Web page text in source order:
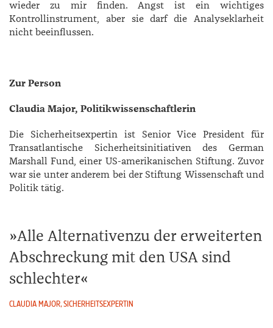
wieder zu mir finden. Angst ist ein wichtiges
Kontrollinstrument, aber sie darf die Analyseklarheit
nicht beeinflussen.
Zur Person
Claudia Major, Politikwissenschaftlerin
Die Sicherheitsexpertin ist Senior Vice President für
Transatlantische Sicherheitsinitiativen des German
Marshall Fund, einer US-amerikanischen Stiftung. Zuvor
war sie unter anderem bei der Stiftung Wissenschaft und
Politik tätig.
Alle Alternativenzu der erweiterten
Abschreckung mit den USA sind
schlechter
CLAUDIA MAJOR, SICHERHEITSEXPERTIN